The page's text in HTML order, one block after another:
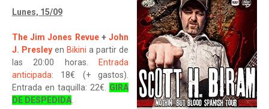
Lunes, 15/09
The Jim Jones Revue+John
J. Presley en Bikini a partir de
las 20:00 horas.
Entrada
anticipada: 18€ (+ gastos).
Entrada en taquilla: 22€. GIRA
DE DESPEDIDA.